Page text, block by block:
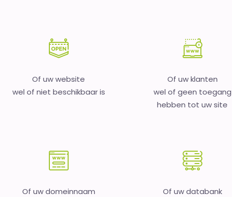
Of uw website
wel of niet beschikbaar is
Of uw klanten
wel of geen toegang
hebben tot uw site
Of uw domeinnaam
Of uw databank